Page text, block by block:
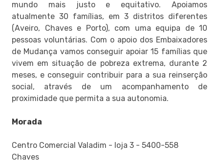
mundo mais justo e equitativo. Apoiamos
atualmente 30 famílias, em 3 distritos diferentes
(Aveiro, Chaves e Porto), com uma equipa de 10
pessoas voluntárias. Com o apoio dos Embaixadores
de Mudança vamos conseguir apoiar 15 famílias que
vivem em situação de pobreza extrema, durante 2
meses, e conseguir contribuir para a sua reinserção
social, através de um acompanhamento de
proximidade que permita a sua autonomia.
Morada
Centro Comercial Valadim - loja 3 - 5400-558
Chaves